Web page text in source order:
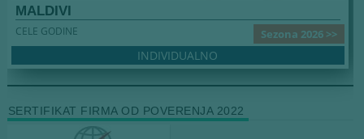
MALDIVI
Sezona 2026 >>
CELE GODINE
INDIVIDUALNO
SERTIFIKAT FIRMA OD POVERENJA 2022